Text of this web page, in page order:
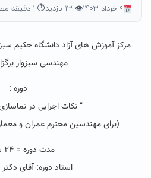
۹ خرداد ۱۴۰۳ 👁 ۱۳ بازدید ⏱ ۱ دقیقه مطالعه
مرکز آموزش های آزاد دانشگاه حکیم
مهندسی سبزوار
دوره :
” نکات اجرایی در
(برای مهندسین محترم عمران و معماری ( اجرا)
مدت دوره = ۲۴ ساعت
استاد دوره: آقای